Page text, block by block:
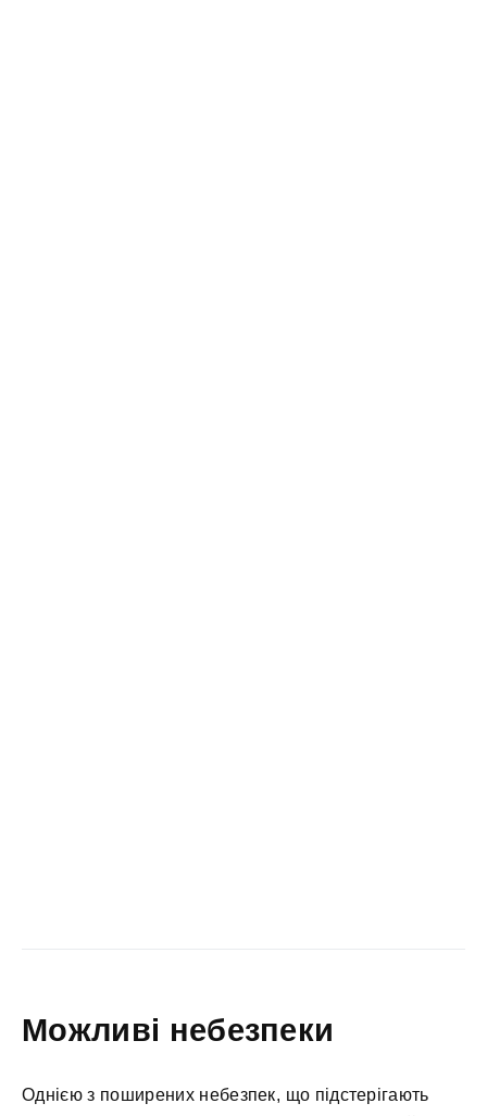
Можливі небезпеки
Однією з поширених небезпек, що підстерігають